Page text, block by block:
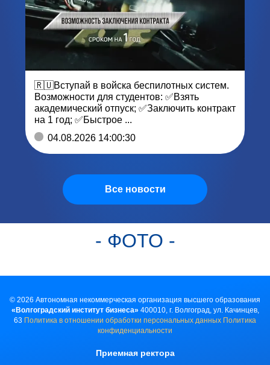
🇷🇺Вступай в войска беспилотных систем.
Возможности для студентов: ✅Взять
академический отпуск; ✅Заключить контракт
на 1 год; ✅Быстрое ...
04.08.2026 14:00:30
Все новости
- ФОТО -
© 2026 Автономная некоммерческая организация высшего образования
«Волгоградский институт бизнеса» 400010, г. Волгоград, ул. Качинцев,
63 Политика в отношении обработки персональных данных Политика
конфиденциальности
Приемная ректора